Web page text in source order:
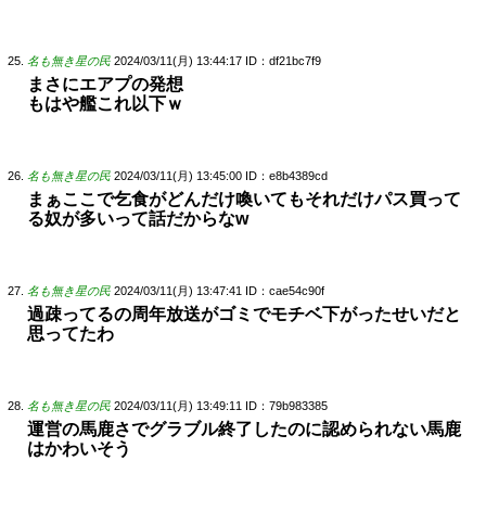
名も無き星の民 2024/03/11(月) 13:44:17 ID：df21bc7f9
まさにエアプの発想
もはや艦これ以下ｗ
名も無き星の民 2024/03/11(月) 13:45:00 ID：e8b4389cd
まぁここで乞食がどんだけ喚いてもそれだけパス買って
る奴が多いって話だからなw
名も無き星の民 2024/03/11(月) 13:47:41 ID：cae54c90f
過疎ってるの周年放送がゴミでモチベ下がったせいだと
思ってたわ
名も無き星の民 2024/03/11(月) 13:49:11 ID：79b983385
運営の馬鹿さでグラブル終了したのに認められない馬鹿
はかわいそう